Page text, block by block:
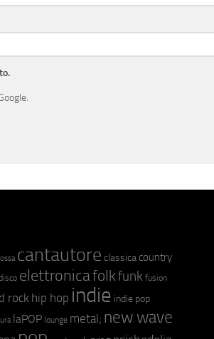
cantautore classica country
elettronicafolkfunk fusion
rock hip hop indie indie pop
laPOP lounge metal; new wave